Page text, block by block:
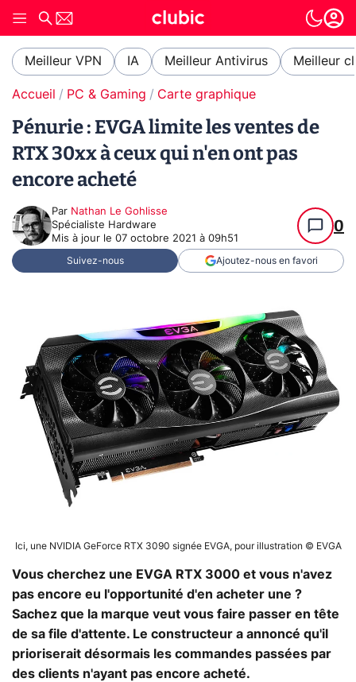
Meilleur VPN IA Meilleur Antivirus Meilleur
Accueil PC & Gaming Carte graphique
Pénurie : EVGA limite les ventes de
RTX 30xx à ceux qui n'en ont pas
encore acheté
Par Nathan Le Gohlisse
Spécialiste Hardware
Mis à jour le 07 octobre 2021 à 09h51
0
Suivez-nous Ajoutez-nous en favori
Ici, une NVIDIA GeForce RTX 3090 signée EVGA, pour illustration © EVGA
Vous cherchez une EVGA RTX 3000 et vous n'avez
pas encore eu l'opportunité d'en acheter une ?
Sachez que la marque veut vous faire passer en tête
de sa file d'attente. Le constructeur a annoncé qu'il
prioriserait désormais les commandes passées par
des clients n'ayant pas encore acheté.